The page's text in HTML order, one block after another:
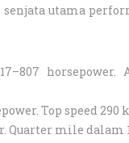
utama
horsepower.
Top speed 290
Quarter mile dalam